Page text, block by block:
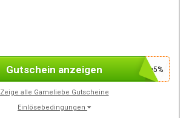
Gameliebe5%
Gutschein anzeigen
Zeige alle Gameliebe Gutscheine
Einlösebedingungen